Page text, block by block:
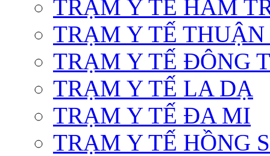
TRẠM Y TẾ HÀM
TRẠM Y TẾ
TRẠM Y TẾ ĐÔNG
TRẠM Y TẾ LA DẠ
TRẠM Y TẾ ĐA MI
TRẠM Y TẾ HỒNG